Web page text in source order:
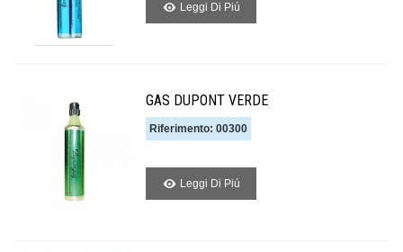
Leggi Di Piú
GAS DUPONT VERDE
Riferimento: 00300
Leggi Di Piú